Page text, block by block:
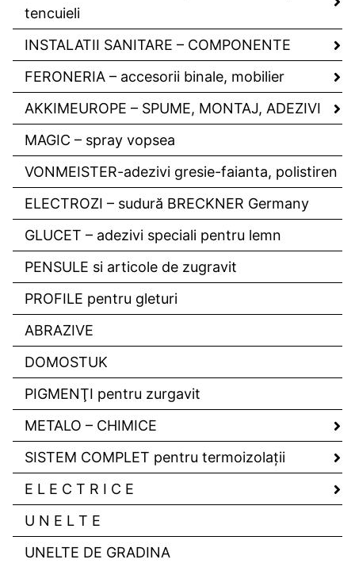
tencuieli
INSTALATII SANITARE – COMPONENTE
FERONERIA – accesorii binale, mobilier
AKKIMEUROPE – SPUME, MONTAJ, ADEZIVI
MAGIC – spray vopsea
VONMEISTER-adezivi gresie-faianta, polistiren
ELECTROZI – sudură BRECKNER Germany
GLUCET – adezivi speciali pentru lemn
PENSULE si articole de zugravit
PROFILE pentru gleturi
ABRAZIVE
DOMOSTUK
PIGMENŢI pentru zurgavit
METALO – CHIMICE
SISTEM COMPLET pentru termoizolaţii
E L E C T R I C E
U N E L T E
UNELTE DE GRADINA